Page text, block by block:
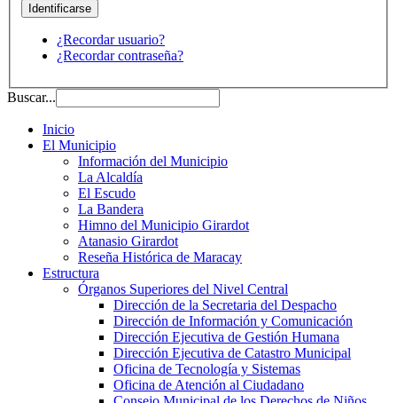
¿Recordar usuario?
¿Recordar contraseña?
Buscar...
Inicio
El Municipio
Información del Municipio
La Alcaldía
El Escudo
La Bandera
Himno del Municipio Girardot
Atanasio Girardot
Reseña Histórica de Maracay
Estructura
Órganos Superiores del Nivel Central
Dirección de la Secretaria del Despacho
Dirección de Información y Comunicación
Dirección Ejecutiva de Gestión Humana
Dirección Ejecutiva de Catastro Municipal
Oficina de Tecnología y Sistemas
Oficina de Atención al Ciudadano